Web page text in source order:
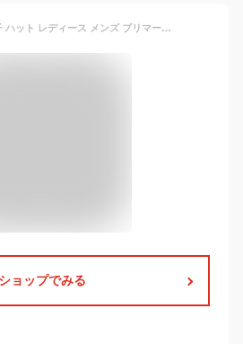
ノースフェイス 帽子 ハット レディース メンズ ブリマーハット NN02339 ユニセックス THE NORTH FACE BRIMMER HAT サイズS~XL 日よけ UVケア 2024春夏新作 正規品 送料無料(ネコポス便)
ショップでみる